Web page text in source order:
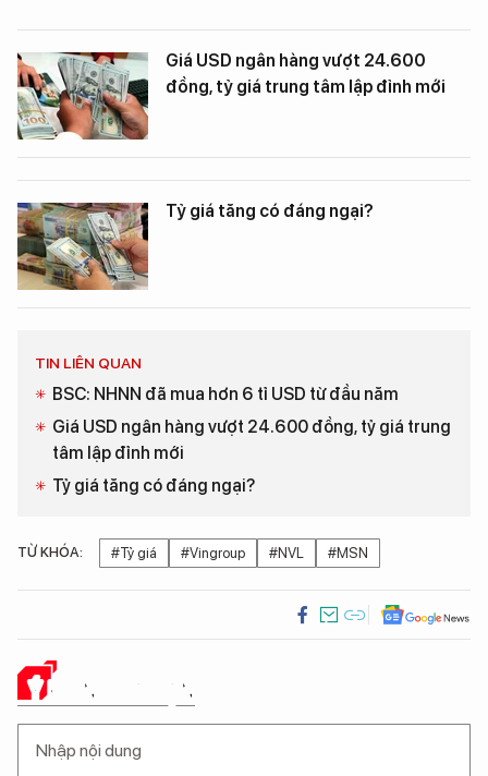
Giá USD ngân hàng vượt 24.600
đồng, tỷ giá trung tâm lập đỉnh mới
Tỷ giá tăng có đáng ngại?
TIN LIÊN QUAN
BSC: NHNN đã mua hơn 6 tỉ USD từ đầu năm
Giá USD ngân hàng vượt 24.600 đồng, tỷ giá trung
tâm lập đỉnh mới
Tỷ giá tăng có đáng ngại?
TỪ KHÓA: #Tỷ giá #Vingroup #NVL #MSN
Ý KIẾN CỦA BẠN